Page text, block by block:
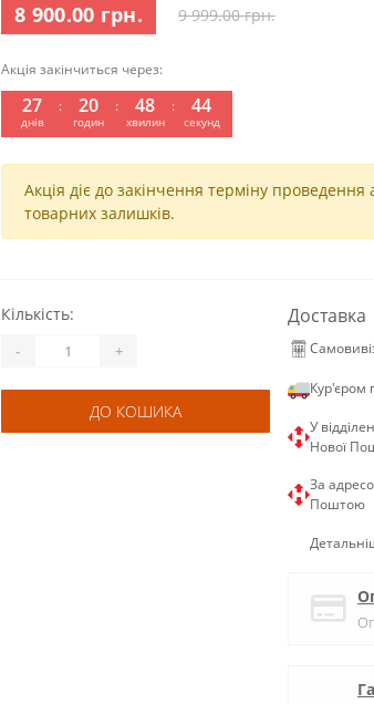
8 900.00 грн. 9 999.00 грн.
Акція закінчиться через:
27
днів
: 20
годин
: 48
хвилин
: 44
секунд
Акція діє до закінчення терміну проведення
товарних залишків.
Кількість:
- +
ДО КОШИКА
Доставка
Кур'єром
У
Нової
За
Поштою